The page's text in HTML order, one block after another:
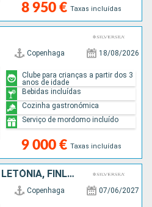
8 950 € Taxas incluídas
Copenhaga 18/08/2026
9 000 € Taxas incluídas
Clube para crianças a partir dos 3
anos de idade
Bebidas incluídas
Cozinha gastronómica
Serviço de mordomo incluído
DINAMARCA, POLÓNIA, LETÓNIA, FINLÂNDIA, ESTÓNIA, SUÉCIA
Copenhaga 07/06/2027